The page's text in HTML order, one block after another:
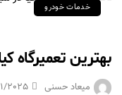
خدمات خودرو
بهترین تعمیرگاه
میعاد حسنی 2025